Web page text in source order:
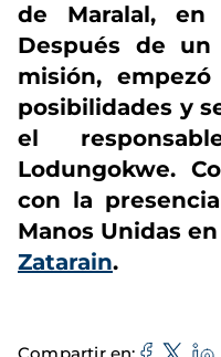
de Maralal,
Después de
misión,
posibilidades y
el
Lodungokwe.
con la
Manos Unidas
Zatarain.
Compartir en